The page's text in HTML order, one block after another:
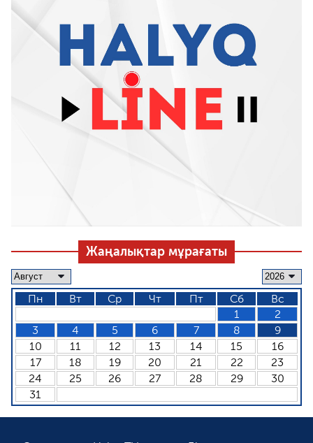
Жаңалықтар мұрағаты
Пн Вт Ср Чт Пт Сб
Вс
1
2
3
4 5 6 7 8
9
10
11 12 13 14 15
16
17
18 19 20 21 22
23
24
25 26 27 28 29
30
31